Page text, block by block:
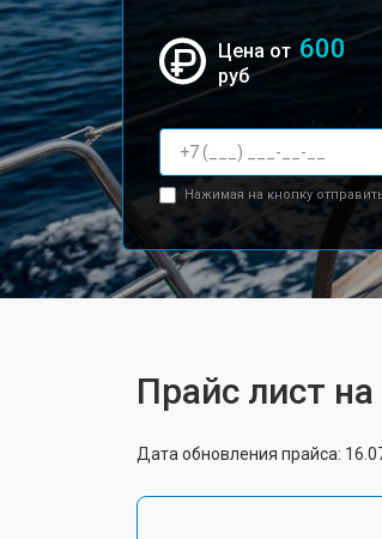
Цена от 600
руб
Нажимая на кнопку
Прайс лист
Дата обновления прайса: